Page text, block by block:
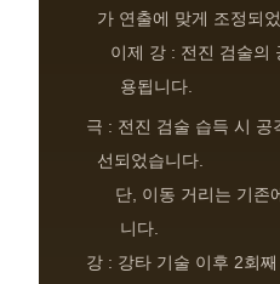
가 연출에 맞게 조정되
이제 강 : 전진 검술의
용됩니다.
극 : 전진 검술 습득 시 공
선되었습니다.
단, 이동 거리는 기존
니다.
강 : 강타 기술 이후 2회